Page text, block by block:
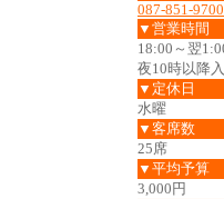
087-851-9700
▼営業時間
18:00～翌
夜10時以降
▼定休日
水曜
▼客席数
25席
▼平均予算
3,000円